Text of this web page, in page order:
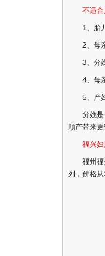
不适合
1、胎儿
2、母亲
3、分娩
4、母亲
5、产妇
分娩是一
顺产带来更
福兴
福州福兴
列，价格